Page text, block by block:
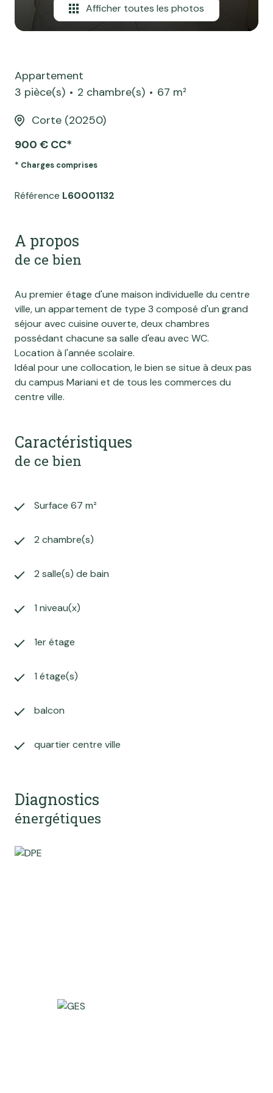
Afficher toutes les photos
Appartement
3 pièce(s)
2 chambre(s)
67 m²
Corte (20250)
900 € CC*
* Charges comprises
Référence L60001132
A propos
de ce bien
Au premier étage d'une maison individuelle du centre
ville, un appartement de type 3 composé d'un grand
séjour avec cuisine ouverte, deux chambres
possédant chacune sa salle d'eau avec WC.
Location à l'année scolaire.
Idéal pour une collocation, le bien se situe à deux pas
du campus Mariani et de tous les commerces du
centre ville.
Caractéristiques
de ce bien
Surface 67 m²
2 chambre(s)
2 salle(s) de bain
1 niveau(x)
1er étage
1 étage(s)
balcon
quartier centre ville
Diagnostics
énergétiques